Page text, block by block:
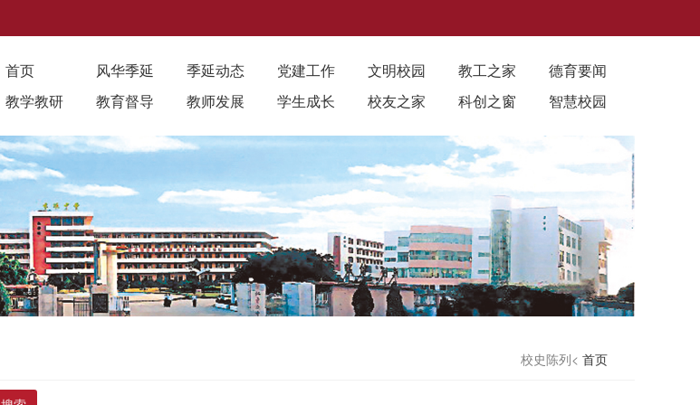
首页 风华季延 季延动态 党建工作 文明校园 教工之家
德育要闻
教学教研
教育督导 教师发展 学生成长 校友之家 科创之窗 智慧校园
校史陈列< 首页